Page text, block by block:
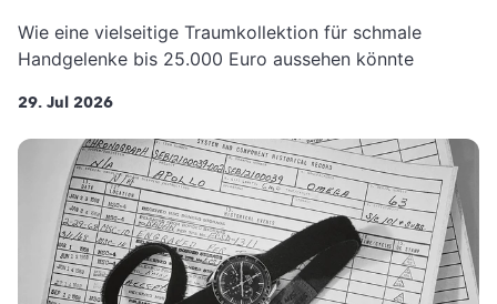
Wie eine vielseitige Traumkollektion für schmale
Handgelenke bis 25.000 Euro aussehen könnte
29. Jul 2026